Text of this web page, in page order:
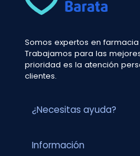
Somos expertos en
Trabajamos para las
prioridad es la atención
clientes.
¿Necesitas ayuda?
Información